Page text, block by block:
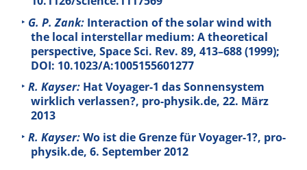
G. P. Zank: Interaction of the solar wind with
the local interstellar medium: A theoretical
perspective, Space Sci. Rev. 89, 413–688 (1999);
DOI: 10.1023/A:1005155601277
R. Kayser: Hat Voyager-1 das Sonnensystem
wirklich verlassen?, pro-physik.de, 22. März
2013
R. Kayser:Wo ist die Grenze für Voyager-1?, pro-
physik.de, 6. September 2012